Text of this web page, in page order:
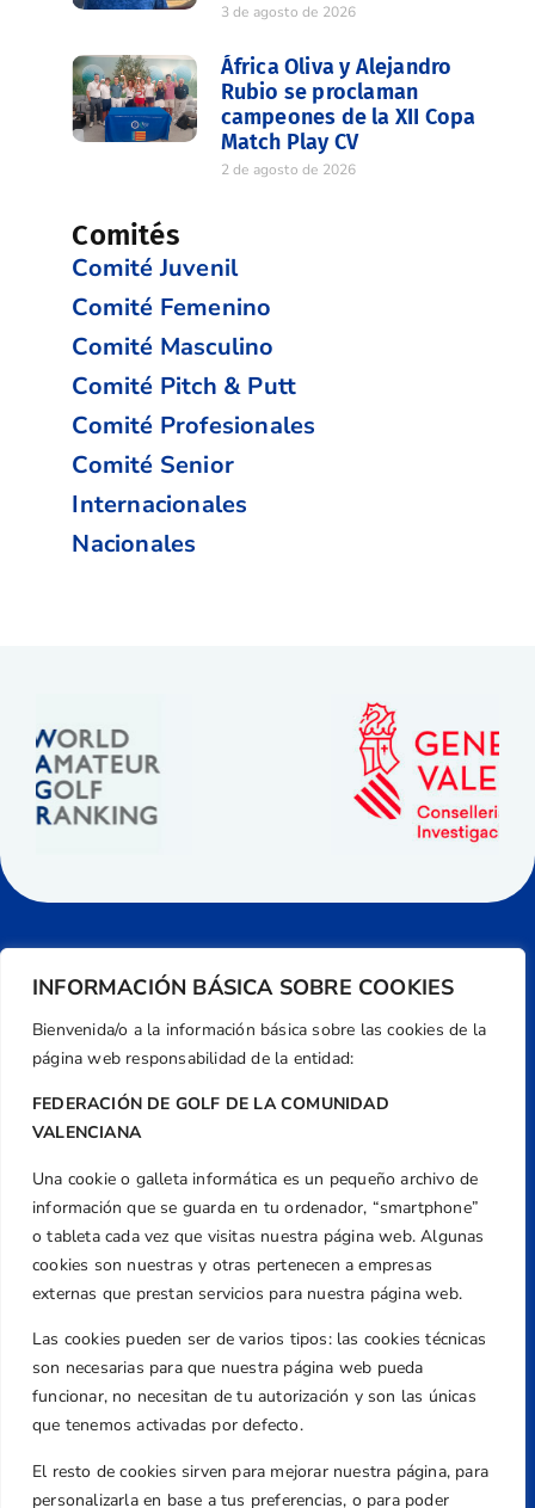
INFORMACIÓN BÁSICA SOBRE COOKIES
Bienvenida/o a la información básica sobre las cookies de la
página web responsabilidad de la entidad:
FEDERACIÓN DE GOLF DE LA COMUNIDAD
VALENCIANA
Una cookie o galleta informática es un pequeño archivo de
información que se guarda en tu ordenador, “smartphone”
o tableta cada vez que visitas nuestra página web. Algunas
cookies son nuestras y otras pertenecen a empresas
externas que prestan servicios para nuestra página web.
Las cookies pueden ser de varios tipos: las cookies técnicas
son necesarias para que nuestra página web pueda
funcionar, no necesitan de tu autorización y son las únicas
que tenemos activadas por defecto.
El resto de cookies sirven para mejorar nuestra página, para
personalizarla en base a tus preferencias, o para poder
3 de agosto de 2026
África Oliva y Alejandro
Rubio se proclaman
campeones de la XII Copa
Match Play CV
2 de agosto de 2026
Comités
Comité Juvenil
Comité Femenino
Comité Masculino
Comité Pitch & Putt
Comité Profesionales
Comité Senior
Internacionales
Nacionales
Dirección
Centre de L´Esport, Carrer d'Isaac Peral i
Caballero, Nº 5, Despachos 2 y 3, 46980,
Valencia
Teléfono
+34 961 367 799
Email
federacion@golfcv.com
Aviso Legal